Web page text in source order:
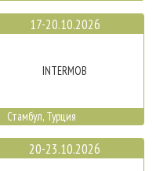
17-20.10.2026
INTERMOB
Стамбул, Турция
20-23.10.2026